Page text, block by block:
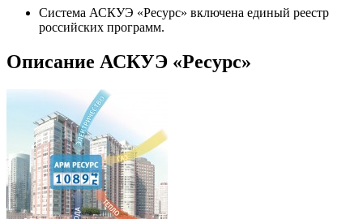
Система АСКУЭ «Ресурс» включена единый реестр
российских программ.
Описание АСКУЭ «Ресурс»